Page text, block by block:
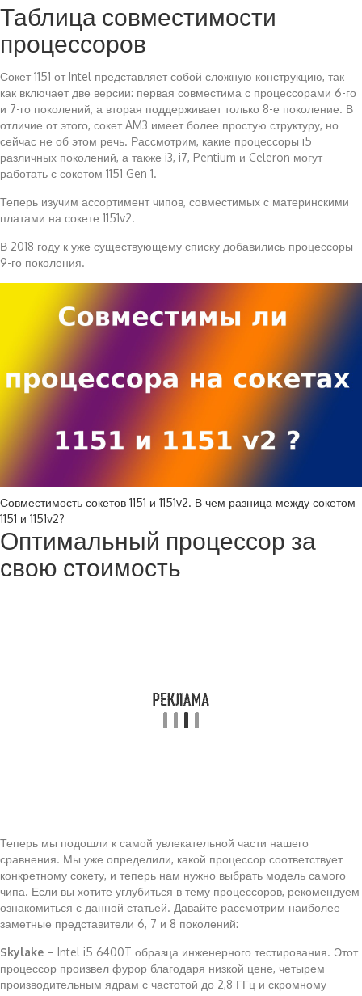
Таблица совместимости
процессоров
Сокет 1151 от Intel представляет собой сложную конструкцию, так
как включает две версии: первая совместима с процессорами 6-го
и 7-го поколений, а вторая поддерживает только 8-е поколение. В
отличие от этого, сокет AM3 имеет более простую структуру, но
сейчас не об этом речь. Рассмотрим, какие процессоры i5
различных поколений, а также i3, i7, Pentium и Celeron могут
работать с сокетом 1151 Gen 1.
Теперь изучим ассортимент чипов, совместимых с материнскими
платами на сокете 1151v2.
В 2018 году к уже существующему списку добавились процессоры
9-го поколения.
Совместимость сокетов 1151 и 1151v2. В чем разница между сокетом
1151 и 1151v2?
Оптимальный процессор за
свою стоимость
Теперь мы подошли к самой увлекательной части нашего
сравнения. Мы уже определили, какой процессор соответствует
конкретному сокету, и теперь нам нужно выбрать модель самого
чипа. Если вы хотите углубиться в тему процессоров, рекомендуем
ознакомиться с данной статьей. Давайте рассмотрим наиболее
заметные представители 6, 7 и 8 поколений:
Skylake – Intel i5 6400T образца инженерного тестирования. Этот
процессор произвел фурор благодаря низкой цене, четырем
производительным ядрам с частотой до 2,8 ГГц и скромному